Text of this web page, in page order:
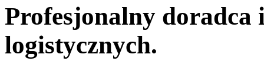
Profesjonalny doradca
logistycznych.